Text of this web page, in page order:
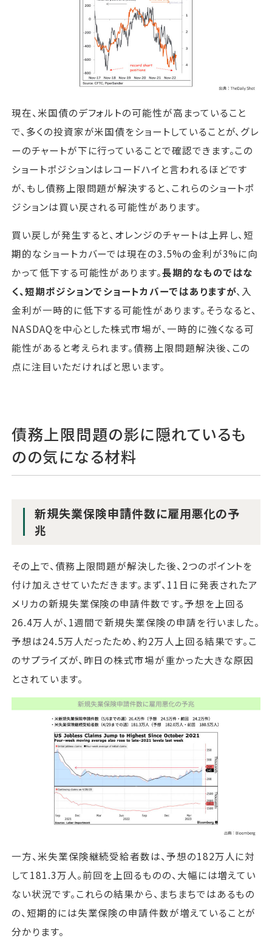
現在、米国債のデフォルトの可能性が高まっていること
で、多くの投資家が米国債をショートしていることが、グレ
ーのチャートが下に行っていることで確認できます。この
ショートポジションはレコードハイと言われるほどです
が、もし債務上限問題が解決すると、これらのショートポ
ジションは買い戻される可能性があります。
買い戻しが発生すると、オレンジのチャートは上昇し、短
期的なショートカバーでは現在の3.5%の金利が3%に向
かって低下する可能性があります。長期的なものではな
く、短期ポジションでショートカバーではありますが、入
金利が一時的に低下する可能性があります。そうなると、
NASDAQを中心とした株式市場が、一時的に強くなる可
能性があると考えられます。債務上限問題解決後、この
点に注目いただければと思います。
債務上限問題の影に隠れているも
のの気になる材料
新規失業保険申請件数に雇用悪化の予
兆
その上で、債務上限問題が解決した後、2つのポイントを
付け加えさせていただきます。まず、11日に発表されたア
メリカの新規失業保険の申請件数です。予想を上回る
26.4万人が、1週間で新規失業保険の申請を行いました。
予想は24.5万人だったため、約2万人上回る結果です。こ
のサプライズが、昨日の株式市場が重かった大きな原因
とされています。
一方、米失業保険継続受給者数は、予想の182万人に対
して181.3万人。前回を上回るものの、大幅には増えてい
ない状況です。これらの結果から、まちまちではあるもの
の、短期的には失業保険の申請件数が増えていることが
分かります。